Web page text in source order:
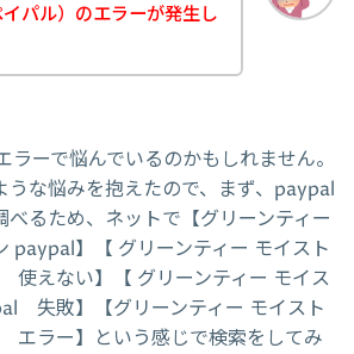
パル）のエラーが発生し
ーで悩んでいるのかもしれません。
うな悩みを抱えたので、まず、paypal
るため、ネットで【グリーンティー
paypal】【 グリーンティー モイスト
えない】【 グリーンティー モイス
失敗】【グリーンティー モイスト
ラー】という感じで検索をしてみ